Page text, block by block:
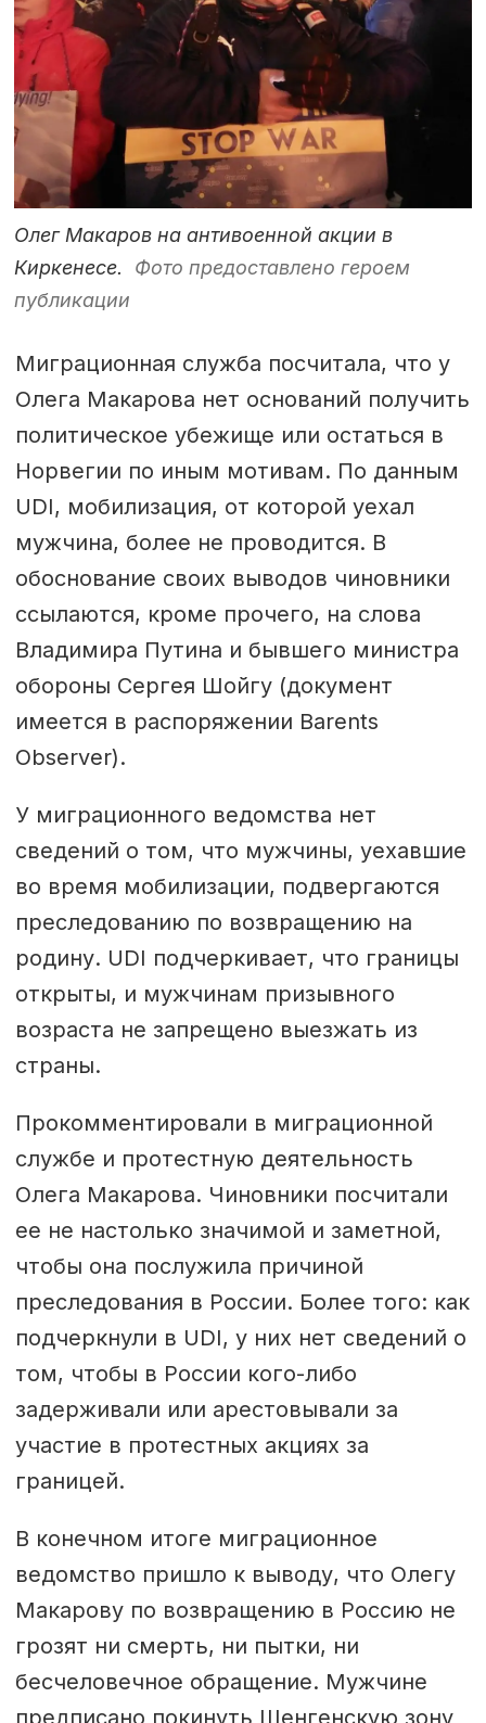
Олег Макаров на антивоенной акции в
Киркенесе.
Фото предоставлено героем
публикации
Миграционная служба посчитала, что у
Олега Макарова нет оснований получить
политическое убежище или остаться в
Норвегии по иным мотивам. По данным
UDI, мобилизация, от которой уехал
мужчина, более не проводится. В
обоснование своих выводов чиновники
ссылаются, кроме прочего, на слова
Владимира Путина и бывшего министра
обороны Сергея Шойгу (документ
имеется в распоряжении Barents
Observer).
У миграционного ведомства нет
сведений о том, что мужчины, уехавшие
во время мобилизации, подвергаются
преследованию по возвращению на
родину. UDI подчеркивает, что границы
открыты, и мужчинам призывного
возраста не запрещено выезжать из
страны.
Прокомментировали в миграционной
службе и протестную деятельность
Олега Макарова. Чиновники посчитали
ее не настолько значимой и заметной,
чтобы она послужила причиной
преследования в России. Более того: как
подчеркнули в UDI, у них нет сведений о
том, чтобы в России кого-либо
задерживали или арестовывали за
участие в протестных акциях за
границей.
В конечном итоге миграционное
ведомство пришло к выводу, что Олегу
Макарову по возвращению в Россию не
грозят ни смерть, ни пытки, ни
бесчеловечное обращение. Мужчине
предписано покинуть Шенгенскую зону